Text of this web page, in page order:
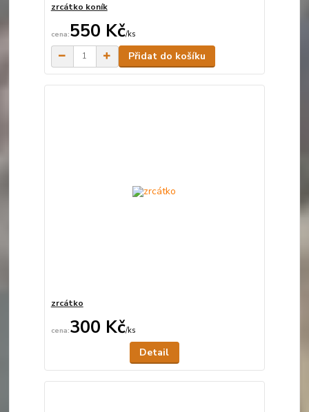
zrcátko koník
550 Kč/ks
Přidat do košíku
zrcátko
300 Kč/ks
Detail